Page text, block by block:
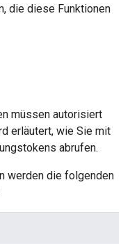
die diese Funktionen
müssen autorisiert
erläutert, wie Sie mit
abrufen.
werden die folgenden